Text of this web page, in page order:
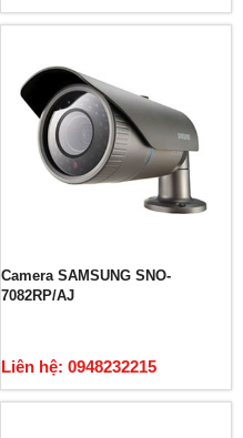
Camera SAMSUNG SNO-
7082RP/AJ
Liên hệ: 0948232215